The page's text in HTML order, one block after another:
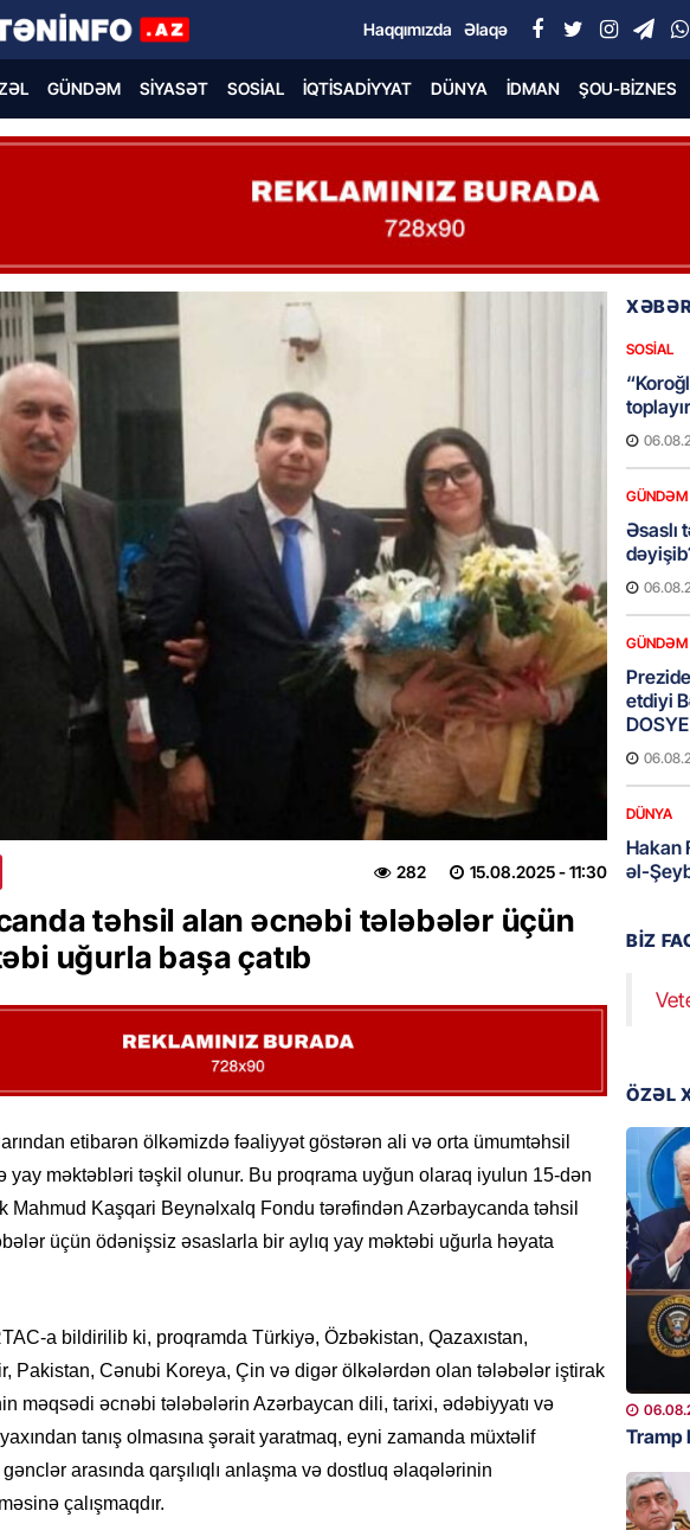
Haqqımızda Əlaqə
GÜNDƏM SIYASƏT SOSIAL İQTISADIYYAT DÜNYA İDMAN ŞOU-BIZNES
15.08.2025- 11:30
282
təhsil alan əcnəbi tələbələr üçün
uğurla başa çatıb
etibarən ölkəmizdə fəaliyyət göstərən ali və orta ümumtəhsil
yay məktəbləri təşkil olunur. Bu proqrama uyğun olaraq iyulun 15-dən
Mahmud Kaşqari Beynəlxalq Fondu tərəfindən Azərbaycanda təhsil
üçün ödənişsiz əsaslarla bir aylıq yay məktəbi uğurla həyata
a bildirilib ki, proqramda Türkiyə, Özbəkistan, Qazaxıstan,
Pakistan, Cənubi Koreya, Çin və digər ölkələrdən olan tələbələr iştirak
məqsədi əcnəbi tələbələrin Azərbaycan dili, tarixi, ədəbiyyatı və
tanış olmasına şərait yaratmaq, eyni zamanda müxtəlif
arasında qarşılıqlı anlaşma və dostluq əlaqələrinin
çalışmaqdır.
SOSIAL
GÜNDƏM
Əsaslı
GÜNDƏM
etdiyi
DOSYE
DÜNYA
Hakan
əl-
GÜNDƏM
YAP
GÜNDƏM
GÜNDƏM
BIZ
ÖZƏL
Tramp